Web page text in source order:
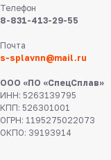
Телефон
8-831-413-29-55
Почта
s-splavnn@mail.ru
ООО «ПО «СпецСплав»
ИНН: 5263139795
КПП: 526301001
ОГРН: 1195275022073
ОКПО: 39193914
Нижний Новгород,
ул Федосеенко, 57
s-splavnn@mail.ru